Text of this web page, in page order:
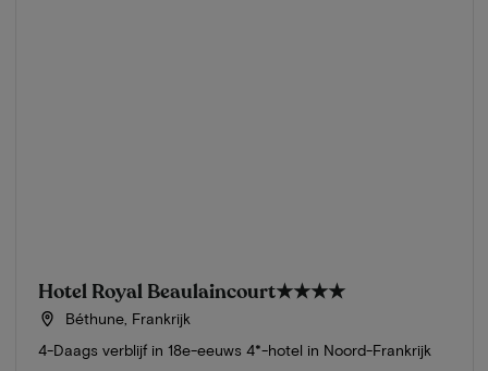
Hotel Royal Beaulaincourt★★★★
Béthune, Frankrijk
4-Daags verblijf in 18e-eeuws 4*-hotel in Noord-Frankrijk